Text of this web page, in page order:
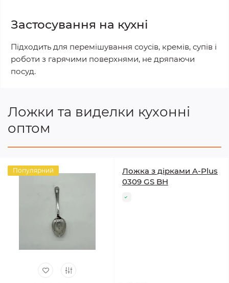
Застосування на кухні
Підходить для перемішування соусів, кремів, супів і
роботи з гарячими поверхнями, не дряпаючи
посуд.
Ложки та виделки кухонні
оптом
Популярний
Ложка з дірками A-Plus
0309 GS BH